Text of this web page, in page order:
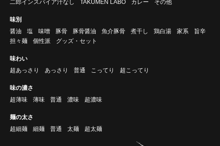
二郎インスパイア汁なし
TAKUMEN LABO カレー その他
味別
醤油
塩 味噌 豚骨 豚骨醤油 魚介豚骨 煮干し 鶏白湯 家系
旨辛
担々麺
個性派 グッズ・セット
味わい
超あっさり
あっさり 普通 こってり 超こってり
味の濃さ
超薄味
薄味 普通 濃味 超濃味
麺の太さ
超細麺
細麺 普通 太麺 超太麺